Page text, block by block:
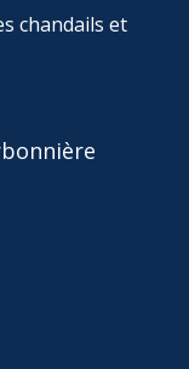
chandails et